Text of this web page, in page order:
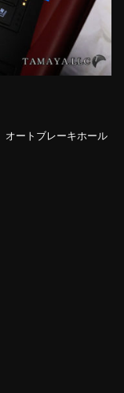
オートブレーキホール